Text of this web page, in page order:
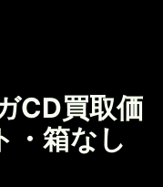
CD買取価
・箱なし